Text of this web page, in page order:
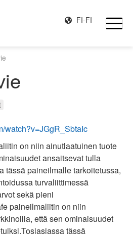
FI-FI
watch?v=JGgR_SbtaIc
on niin ainutlaatuinen tuote
ansaitsevat tulla
tässä paineilmalle tarkoitetussa,
turvaliittimessä
sekä pieni
paineilmaliitin on niin
että sen ominaisuudet
tässä